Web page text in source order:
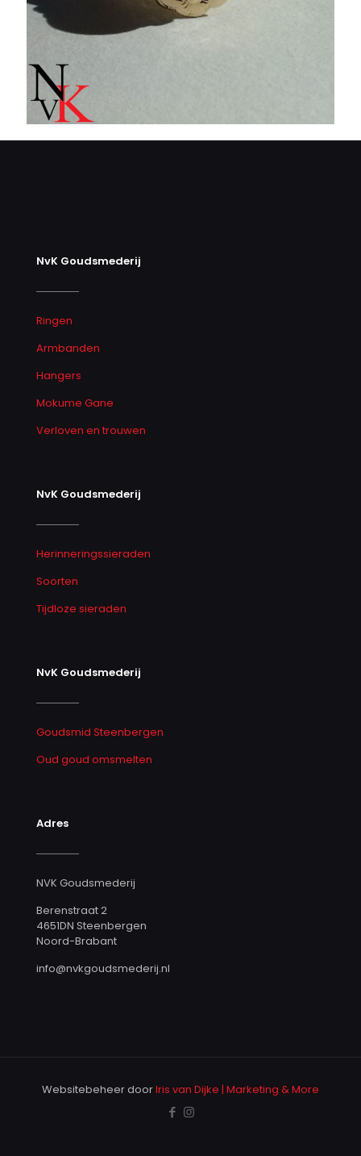
NvK Goudsmederij
Ringen
Armbanden
Hangers
Mokume Gane
Verloven en trouwen
NvK Goudsmederij
Herinneringssieraden
Soorten
Tijdloze sieraden
NvK Goudsmederij
Goudsmid Steenbergen
Oud goud omsmelten
Adres
NVK Goudsmederij
Berenstraat 2
4651DN Steenbergen
Noord-Brabant
info@nvkgoudsmederij.nl
Websitebeheer doorIris van Dijke | Marketing & More